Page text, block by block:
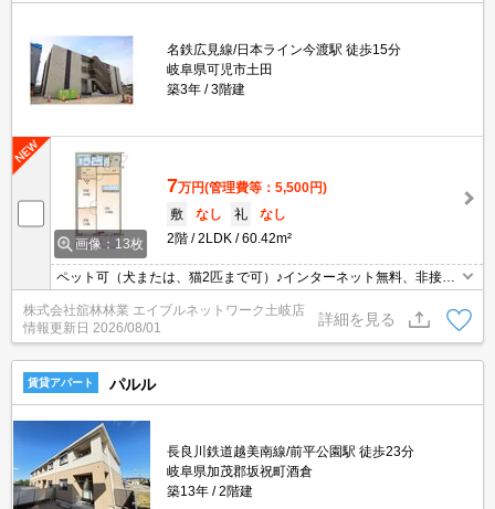
名鉄広見線/日本ライン今渡駅 徒歩15分
岐阜県可児市土田
築3年
3階建
画像：13枚
7万円(管理費等：5,500円)
敷
なし 礼
なし
2階
2LDK 60.42m²
ペット可（犬または、猫2匹まで可）♪インターネット無料、非接触
ＩＣカードキー、温水洗浄便座、人感センサー付照明、24時間換気
システム、対面式キッチン、下駄箱、角部屋、追い焚き付き給湯
器、エアコン、照明（全室）、ウォークインクローゼット、ペアガ
ラス、シャワー付洗面台、バルコニー、モニターフォン、室内物干
し
株式会社舘林林業 エイブルネットワーク土岐店
情報更新日 2026/08/01
詳細を見る
賃貸アパート パルル
長良川鉄道越美南線/前平公園駅 徒歩23分
岐阜県加茂郡坂祝町酒倉
築13年
2階建